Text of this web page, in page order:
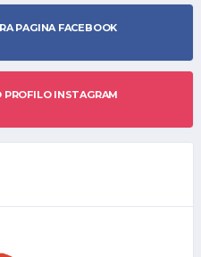
PAGINA FACEBOOK
PROFILO INSTAGRAM